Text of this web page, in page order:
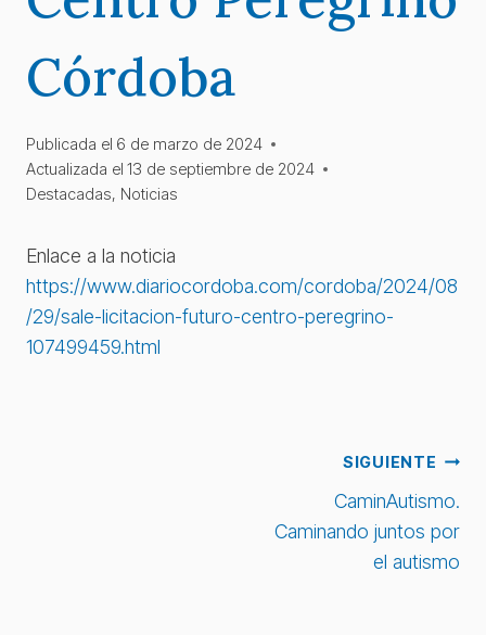
Córdoba
Publicada el 6 de marzo de 2024
Actualizada el 13 de septiembre de 2024
Destacadas, Noticias
Enlace a la noticia
https://www.diariocordoba.com/cordoba/2024/08
/29/sale-licitacion-futuro-centro-peregrino-
107499459.html
SIGUIENTE
CaminAutismo.
Caminando juntos por
el autismo